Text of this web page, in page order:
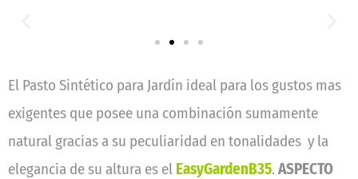
El Pasto Sintético para Jardín ideal para los gustos mas
exigentes que posee una combinación sumamente
natural gracias a su peculiaridad en tonalidades y la
elegancia de su altura es el EasyGardenB35. ASPECTO